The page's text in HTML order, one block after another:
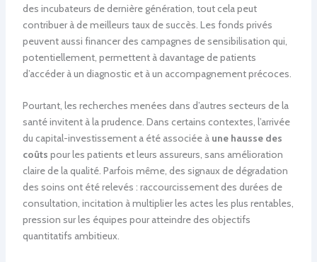
des incubateurs de dernière génération, tout cela peut
contribuer à de meilleurs taux de succès. Les fonds privés
peuvent aussi financer des campagnes de sensibilisation qui,
potentiellement, permettent à davantage de patients
d’accéder à un diagnostic et à un accompagnement précoces.
Pourtant, les recherches menées dans d’autres secteurs de la
santé invitent à la prudence. Dans certains contextes, l’arrivée
du capital-investissement a été associée à une hausse des
coûts pour les patients et leurs assureurs, sans amélioration
claire de la qualité. Parfois même, des signaux de dégradation
des soins ont été relevés : raccourcissement des durées de
consultation, incitation à multiplier les actes les plus rentables,
pression sur les équipes pour atteindre des objectifs
quantitatifs ambitieux.